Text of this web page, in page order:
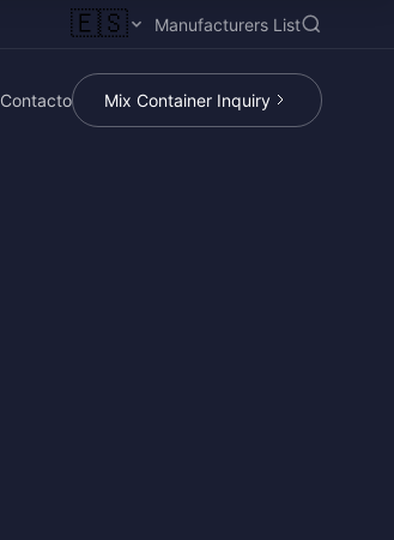
🇪🇸 Manufacturers List
Contacto Mix Container Inquiry